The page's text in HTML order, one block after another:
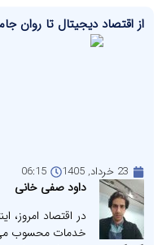
از اقتصاد دیجیتال تا روان
23 خرداد, 1405 06:15
داود صفی خانی
در اقتصاد امروز،
خدمات محسوب